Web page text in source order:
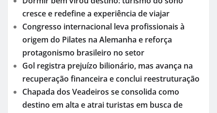
cresce e redefine a experiência de viajar
Congresso internacional leva profissionais à
origem do Pilates na Alemanha e reforça
protagonismo brasileiro no setor
Gol registra prejuízo bilionário, mas avança na
recuperação financeira e conclui reestruturação
Chapada dos Veadeiros se consolida como
destino em alta e atrai turistas em busca de